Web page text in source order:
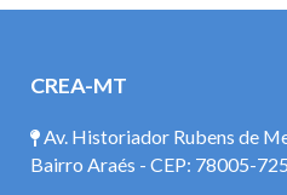
CREA-MT
Av. Historiador Rubens de
Bairro Araés - CEP: 78005-